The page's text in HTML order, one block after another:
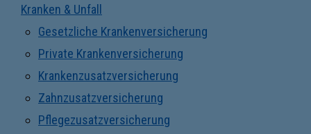
Kranken & Unfall
Gesetzliche Krankenversicherung
Private Krankenversicherung
Krankenzusatzversicherung
Zahnzusatzversicherung
Pflegezusatzversicherung